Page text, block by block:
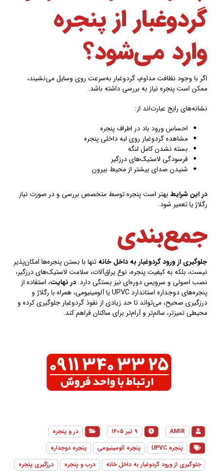
گردوغبار از پنجره
وارد می‌شود؟
اگر با وجود نظافت مداوم، گردوغبار به‌سرعت روی وسایل می‌نشیند،
ممکن است پنجره نیاز به بررسی داشته باشد.
نشانه‌های رایج عبارت‌اند از:
احساس ورود باد در اطراف پنجره
مشاهده گردوغبار روی لبه داخلی پنجره
بسته نشدن کامل لنگه
فرسودگی لاستیک‌های درزگیر
شنیدن صدای بیشتر از محیط بیرون
در این شرایط بهتر است پنجره توسط متخصص بررسی و در صورت نیاز
رگلاژ یا تعمیر شود.
جمع‌بندی
جلوگیری از ورود گردوغبار به داخل خانه تنها با بستن پنجره‌ها امکان‌پذیر
نیست، بلکه به کیفیت پنجره، نوع یراق‌آلات، سلامت لاستیک‌های درزگیر،
نصب اصولی و سرویس دوره‌ای نیز بستگی دارد.در نهایت، استفاده از
پنجره‌های دوجداره استاندارد UPVC یا آلومینیومی، همراه با رگلاژ و
درزگیری صحیح، می‌تواند تا حد زیادی از نفوذ گردوغبار جلوگیری کرده و
محیطی تمیزتر، سالم‌تر و آرام‌تر برای ساکنان فراهم کند.
AMIR ۹ تیر ۱۴۰۵
در و پنجره
پنجره UPVC
پنجره آلومینیومی
پنجره دوجداره
جلوگیری از ورود گردوغبار به داخل خانه
درب و پنجره
درزگیری پنجره